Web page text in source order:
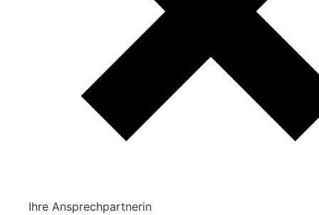
Ihre Ansprechpartnerin